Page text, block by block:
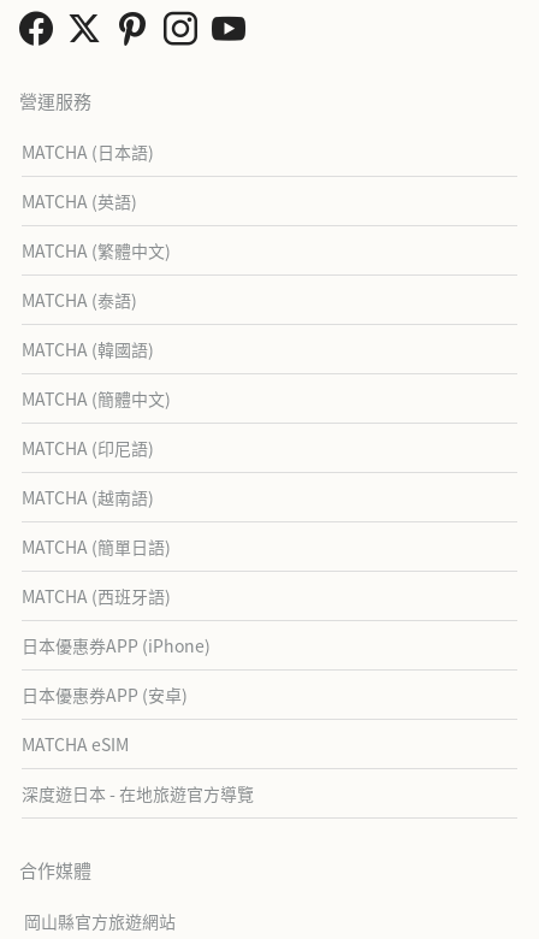
營運服務
MATCHA (日本語)
MATCHA (英語)
MATCHA (繁體中文)
MATCHA (泰語)
MATCHA (韓國語)
MATCHA (簡體中文)
MATCHA (印尼語)
MATCHA (越南語)
MATCHA (簡單日語)
MATCHA (西班牙語)
日本優惠券APP (iPhone)
日本優惠券APP (安卓)
MATCHA eSIM
深度遊日本 - 在地旅遊官方導覽
合作媒體
岡山縣官方旅遊網站